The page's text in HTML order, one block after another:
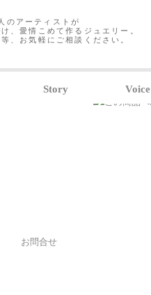
のアーティストが
、愛情こめて作るジュエリー。
、お気軽にご相談ください。
Story Voice
お問合せ